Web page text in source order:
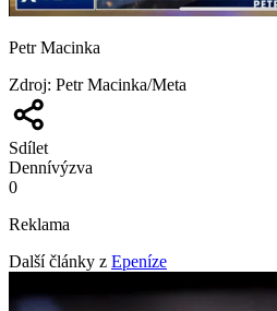
Petr Macinka
Zdroj: Petr Macinka/Meta
Sdílet
Dennívýzva
0
Reklama
Další články z Epeníze